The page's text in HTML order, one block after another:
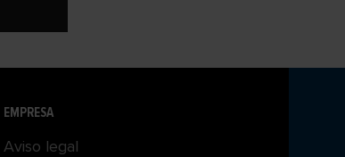
EMPRESA
Aviso legal